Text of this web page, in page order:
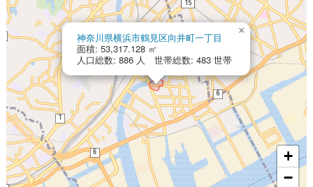
神奈川県横浜市鶴見区向井町一丁目
面積: 53,317.128 ㎡
人口総数: 886 人 世帯総数: 483 世帯
×
+
−